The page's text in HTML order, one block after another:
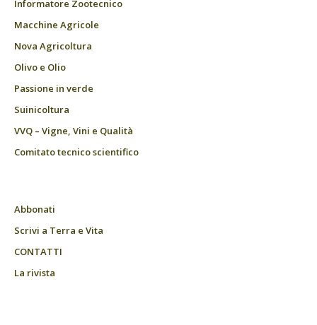
Informatore Zootecnico
Macchine Agricole
Nova Agricoltura
Olivo e Olio
Passione in verde
Suinicoltura
VVQ – Vigne, Vini e Qualità
Comitato tecnico scientifico
Abbonati
Scrivi a Terra e Vita
CONTATTI
La rivista